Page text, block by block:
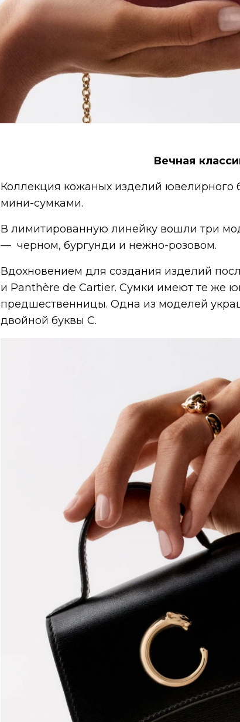
Вечная
Коллекция кожаных изделий ювелирного
мини-сумками.
В лимитированную линейку вошли три
— черном, бургунди и нежно-розовом.
Вдохновением для создания изделий
и Panthère de Cartier. Сумки имеют те же
предшественницы. Одна из моделей
двойной буквы C.